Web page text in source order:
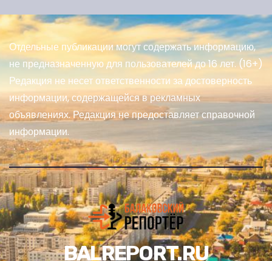
Отдельные публикации могут содержать информацию,
не предназначенную для пользователей до 16 лет. (16+)
Редакция не несет ответственности за достоверность
информации, содержащейся в рекламных
объявлениях. Редакция не предоставляет справочной
информации.
BALREPORT.RU